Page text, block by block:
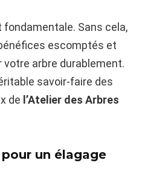
Sans cela,
escomptés et
arbre durablement.
savoir-faire des
de l’Atelier des Arbres
un élagage